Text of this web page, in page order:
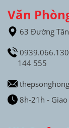
Văn
63 Đường
144 555
8h-21h -